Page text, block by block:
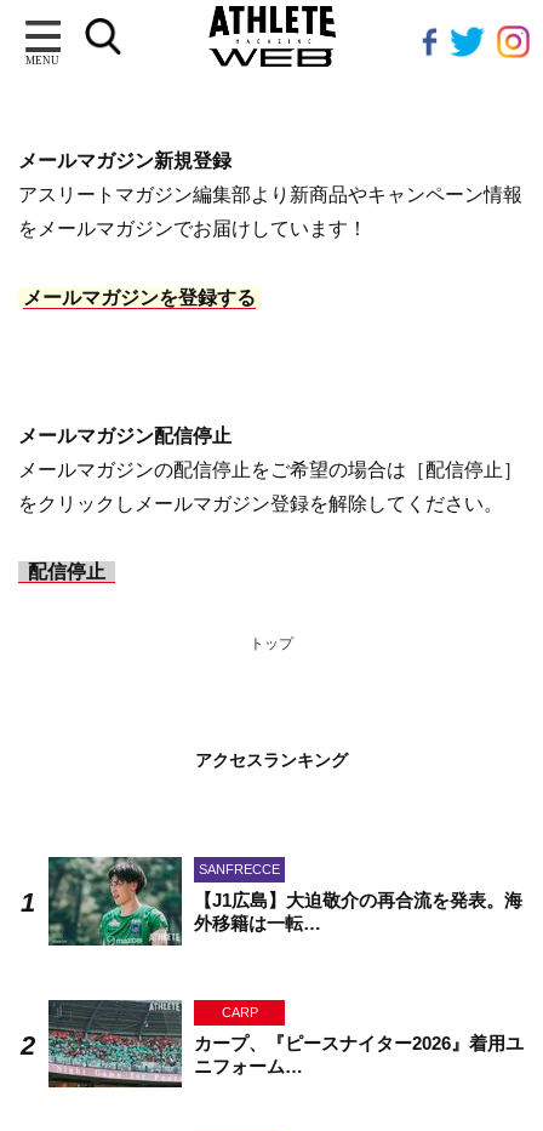
MENU
メールマガジン新規登録
アスリートマガジン編集部より新商品やキャンペーン情報
をメールマガジンでお届けしています！
メールマガジンを登録する
メールマガジン配信停止
メールマガジンの配信停止をご希望の場合は［配信停止］
をクリックしメールマガジン登録を解除してください。
配信停止
トップ
アクセスランキング
SANFRECCE
【J1広島】大迫敬介の再合流を発表。海
外移籍は一転…
CARP
カープ、『ピースナイター2026』着用ユ
ニフォーム…